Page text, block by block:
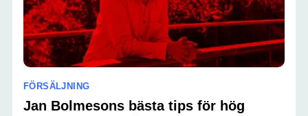
FÖRSÄLJNING
Jan Bolmesons bästa tips för hög